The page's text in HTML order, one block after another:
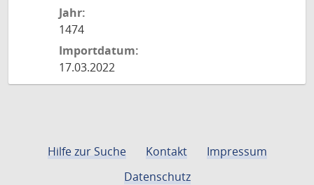
Jahr:
1474
Importdatum:
17.03.2022
Hilfe zur Suche Kontakt
Impressum
Datenschutz